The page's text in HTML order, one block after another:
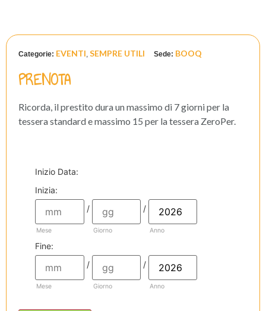
Categorie: EVENTI SEMPRE UTILI Sede: BOOQ
PRENOTA
Ricorda, il prestito dura un massimo di 7 giorni per la
tessera standard e massimo 15 per la tessera ZeroPer.
Inizio Data:
Inizia:
Mese
/
Giorno
/
Anno
Fine:
Mese
/
Giorno
/
Anno